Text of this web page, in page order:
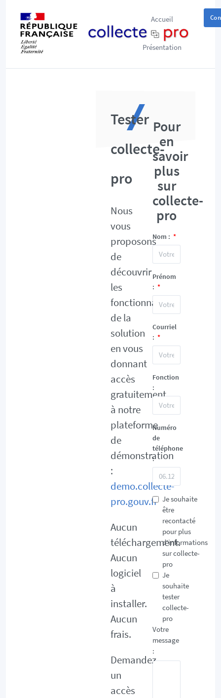
Accueil
Présentation
Tester
collecte-
pro
Nous
vous
proposons
de
découvrir
les
fonctionnalités
de la
solution
en vous
donnant
accès
gratuitement
à notre
plateforme
de
démonstration
:
demo.collecte-
pro.gouv.fr
Aucun
téléchargement.
Aucun
logiciel
à
installer.
Aucun
frais.
Demandez
un
accès
Pour
en
savoir
plus
sur
collecte-
pro
Nom :
Prénom
:
Courriel
:
Fonction
:
Numéro
de
téléphone
:
Je souhaite
être
recontacté
pour plus
d'informations
sur collecte-
pro
Je
souhaite
tester
collecte-
pro
Votre
message
: